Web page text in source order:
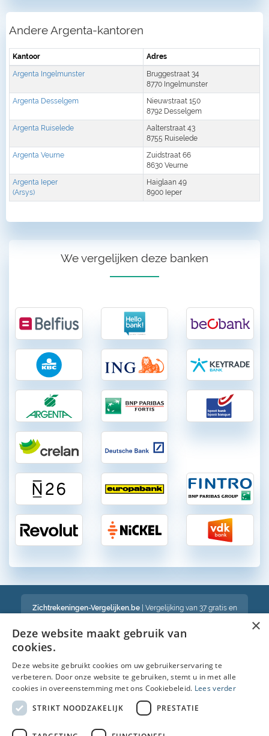
Andere Argenta-kantoren
Kantoor Adres
Argenta Ingelmunster
Bruggestraat 34
8770 Ingelmunster
Argenta Desselgem
Nieuwstraat 150
8792 Desselgem
Argenta Ruiselede
Aalterstraat 43
8755 Ruiselede
Argenta Veurne
Zuidstraat 66
8630 Veurne
Argenta Ieper
(Arsys)
Haiglaan 49
8900 Ieper
We vergelijken deze banken
Zichtrekeningen-Vergelijken.be| Vergelijking van 37 gratis en
Een volledig onafhankelijke vergelijking van gratis en betalende
bankrekeningen in België
Bekijk ook :
Spaarrekening
×
Deze website maakt gebruik van
cookies.
Deze website gebruikt cookies om uw gebruikerservaring te
verbeteren. Door onze website te gebruiken, stemt u in met alle
cookies in overeenstemming met ons Cookiebeleid. Lees verder
STRIKT NOODZAKELIJK
PRESTATIE